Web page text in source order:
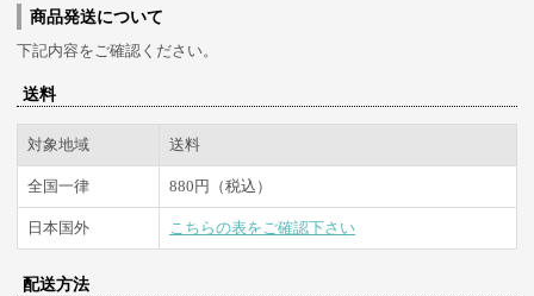
商品発送について
下記内容をご確認ください。
送料
対象地域 送料
全国一律 880円（税込）
日本国外 こちらの表をご確認下さい
配送方法